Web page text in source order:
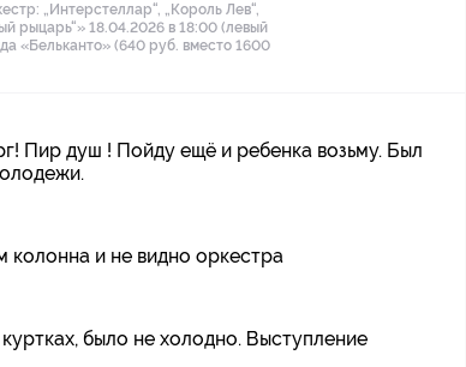
„Интерстеллар“, „Король Лев“,
рыцарь“» 18.04.2026 в 18:00 (левый
«Бельканто» (640 руб. вместо 1600
Пир душ ! Пойду ещё и ребенка возьму. Был
колонна и не видно оркестра
было не холодно. Выступление